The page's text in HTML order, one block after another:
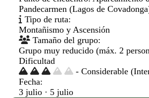
Pandecarmen (Lagos de
Tipo de ruta:
Montañismo y Ascensión
Tamaño del grupo:
Grupo muy reducido (máx. 2
Dificultad
- Considerable
Fecha:
3 julio · 5 julio